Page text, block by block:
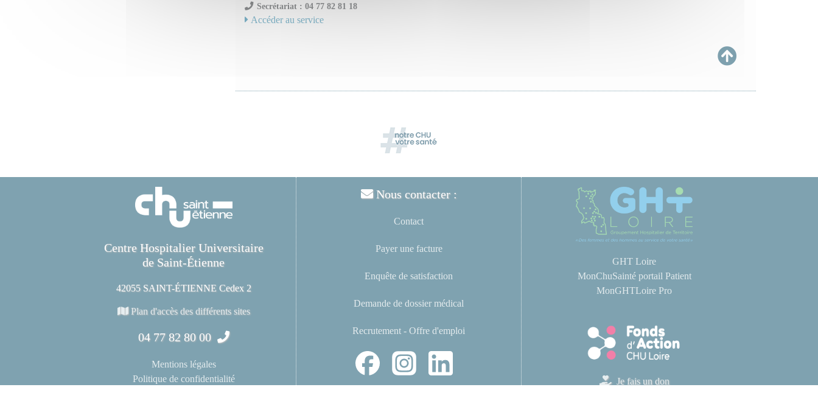
Secrétariat : 04 77 82 81 18
Accéder au service
Centre Hospitalier Universitaire
de Saint-Étienne
42055 SAINT-ÉTIENNE Cedex 2
Plan d'accès des différents sites
04 77 82 80 00
Mentions légales
Politique de confidentialité
Nous contacter :
Contact
Payer une facture
Enquête de satisfaction
Demande de dossier médical
Recrutement - Offre d'emploi
GHT Loire
MonChuSainté portail Patient
MonGHTLoire Pro
Je fais un don